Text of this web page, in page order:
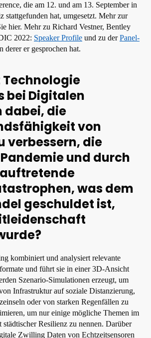
die am 12. und am 13. September in
stattgefunden hat, umgesetzt. Mehr zur
hier. Mehr zu Richard Vestner, Bentley
2022: Speaker Profile und zu derPanel-
derer er gesprochen hat.
Technologie
bei Digitalen
dabei, die
von
verbessern, die
und durch
was dem
geschuldet ist,
kombiniert und analysiert relevante
und führt sie in einer 3D-Ansicht
Szenario-Simulationen erzeugt, um
Infrastruktur auf soziale Distanzierung,
oder von starken Regenfällen zu
um nur einige mögliche Themen im
städtischer Resilienz zu nennen. Darüber
Zwilling Daten von Echtzeitsensoren